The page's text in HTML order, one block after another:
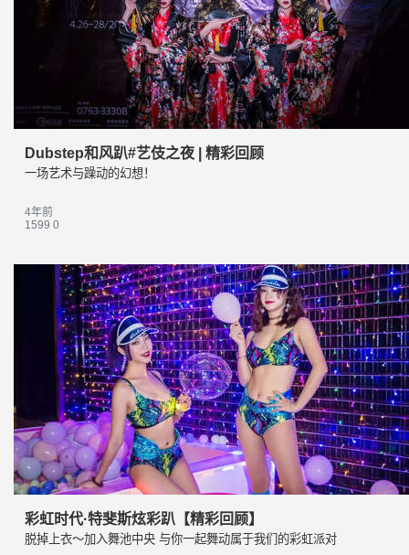
Dubstep和风趴#艺伎之夜 | 精彩回顾
一场艺术与躁动的幻想！
4年前
1599 0
彩虹时代·特斐斯炫彩趴【精彩回顾】
脱掉上衣〜加入舞池中央 与你一起舞动属于我们的彩虹派对